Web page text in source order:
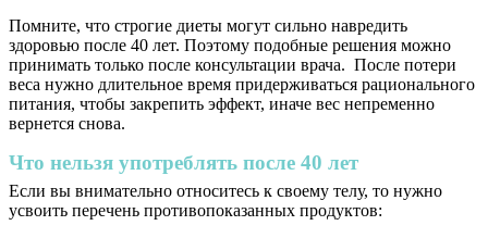
Помните, что строгие диеты могут сильно навредить
здоровью после 40 лет. Поэтому подобные решения можно
принимать только после консультации врача. После потери
веса нужно длительное время придерживаться рационального
питания, чтобы закрепить эффект, иначе вес непременно
вернется снова.
Что нельзя употреблять после 40 лет
Если вы внимательно относитесь к своему телу, то нужно
усвоить перечень противопоказанных продуктов: